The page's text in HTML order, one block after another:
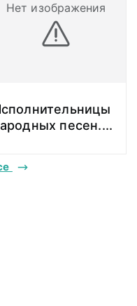
Нет изображения
песен....